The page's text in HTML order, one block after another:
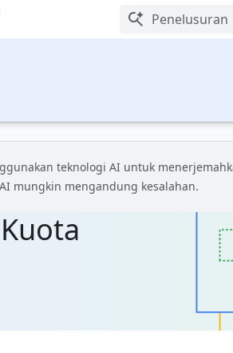
teknologi AI untuk
mungkin mengandung kesalahan.